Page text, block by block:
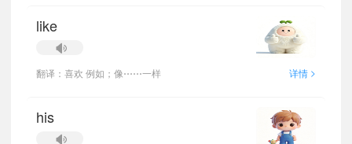
like
翻译：喜欢 例如；像⋯⋯一样 详情 >
his